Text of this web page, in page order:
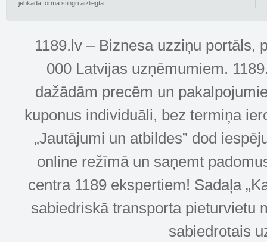
jebkādā formā stingri aizliegta.
1189.lv – Biznesa uzziņu portāls,
000 Latvijas uzņēmumiem.
dažādām precēm un
kuponus individuāli, bez termiņa
„Jautājumi un atbildes” dod
online režīmā un saņemt
centra 1189 ekspertiem! Sadaļa
sabiedriskā transporta pieturvietu
sabiedrotais